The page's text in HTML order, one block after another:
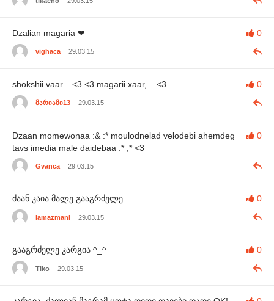
0
Dzalian magaria ❤
vighaca 29.03.15
0
shokshii vaar... <3 <3 magarii xaar,... <3
მარიამი13 29.03.15
0
Dzaan momewonaa :& :* moulodnelad velodebi ahemdeg
tavs imedia male daidebaa :* ;* <3
Gvanca 29.03.15
0
ძაან კაია მალე გააგრძელე
lamazmani 29.03.15
0
გააგრძელე კარგია ^_^
Tiko 29.03.15